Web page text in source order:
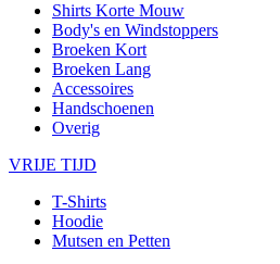
Shirts Korte Mouw
Body's en Windstoppers
Broeken Kort
Broeken Lang
Accessoires
Handschoenen
Overig
VRIJE TIJD
T-Shirts
Hoodie
Mutsen en Petten